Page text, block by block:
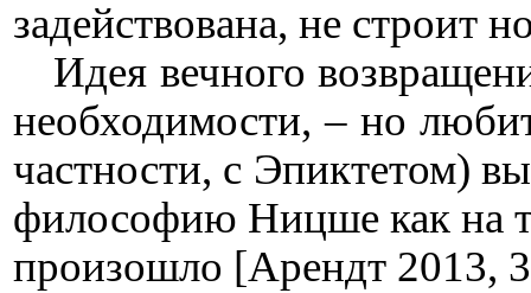
задействована, не строит
Идея вечного
необходимости, – но
частности, с Эпиктетом)
философию Ницше как на
произошло [Арендт 2013,